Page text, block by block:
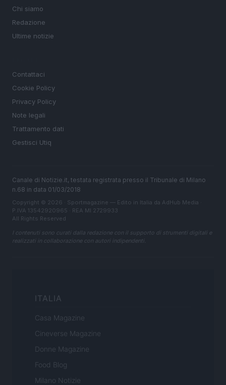
Chi siamo
Redazione
Ultime notizie
Contattaci
Cookie Policy
Privacy Policy
Note legali
Trattamento dati
Gestisci Utiq
Canale di Notizie.it, testata registrata presso il Tribunale di Milano
n.68 in data 01/03/2018
Copyright © 2026 · Sportmagazine — Edito in Italia da AdHub Media
P.IVA 13542920965 · REA MI 2729933
All Rights Reserved
I contenuti sono curati dalla redazione con il supporto di strumenti digitali e
realizzati in collaborazione con autori indipendenti.
ITALIA
Casa Magazine
Cineverse Magazine
Donne Magazine
Food Blog
Milano Notizie